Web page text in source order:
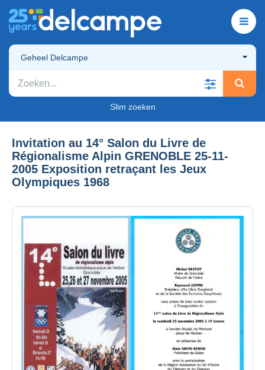
Geheel Delcampe
Slim zoeken
Invitation au 14° Salon du Livre de
Régionalisme Alpin GRENOBLE 25-11-
2005 Exposition retraçant les Jeux
Olympiques 1968